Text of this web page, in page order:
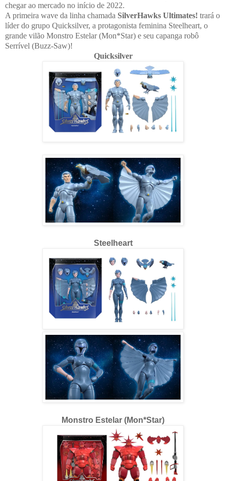
chegar ao mercado no início de 2022.
A primeira wave da linha chamada SilverHawks Ultimates! trará o
líder do grupo Quicksilver, a protagonista feminina Steelheart, o
grande vilão Monstro Estelar (Mon*Star) e seu capanga robô
Serrível (Buzz-Saw)!
Quicksilver
Steelheart
Monstro Estelar (Mon*Star)